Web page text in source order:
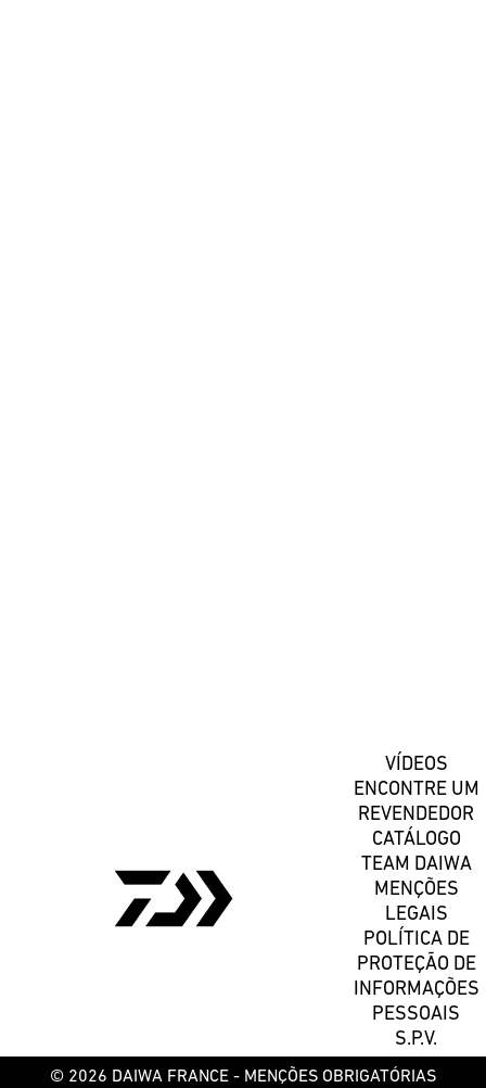
VÍDEOS
ENCONTRE UM
REVENDEDOR
CATÁLOGO
TEAM DAIWA
MENÇÕES
LEGAIS
POLÍTICA DE
PROTEÇÃO DE
INFORMAÇÕES
PESSOAIS
S.P.V.
© 2026 DAIWA FRANCE - MENÇÕES OBRIGATÓRIAS